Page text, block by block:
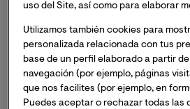
Ver
uso del Site, así como para elaborar
Utilizamos también cookies para
personalizada relacionada con tus
base de un perfil elaborado a partir
navegación (por ejemplo, páginas
que nos facilites (por ejemplo, en
Puedes aceptar o rechazar todas las